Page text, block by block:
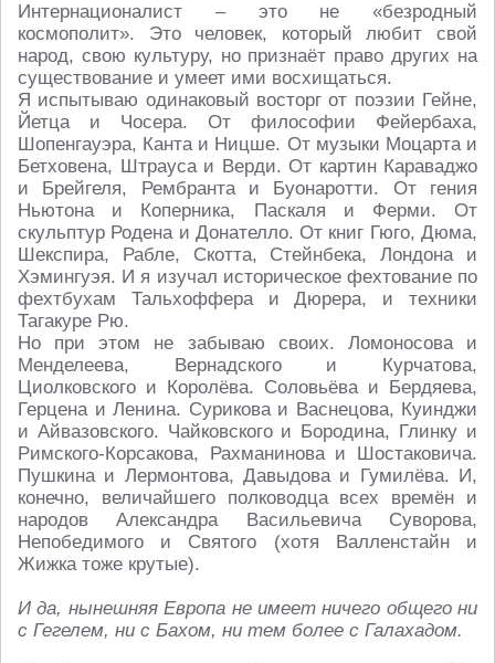
Интернационалист – это не «безродный
космополит». Это человек, который любит свой
народ, свою культуру, но признаёт право других на
существование и умеет ими восхищаться.
Я испытываю одинаковый восторг от поэзии Гейне,
Йетца и Чосера. От философии Фейербаха,
Шопенгауэра, Канта и Ницше. От музыки Моцарта и
Бетховена, Штрауса и Верди. От картин Караваджо
и Брейгеля, Рембранта и Буонаротти. От гения
Ньютона и Коперника, Паскаля и Ферми. От
скульптур Родена и Донателло. От книг Гюго, Дюма,
Шекспира, Рабле, Скотта, Стейнбека, Лондона и
Хэмингуэя. И я изучал историческое фехтование по
фехтбухам Тальхоффера и Дюрера, и техники
Тагакуре Рю.
Но при этом не забываю своих. Ломоносова и
Менделеева, Вернадского и Курчатова,
Циолковского и Королёва. Соловьёва и Бердяева,
Герцена и Ленина. Сурикова и Васнецова, Куинджи
и Айвазовского. Чайковского и Бородина, Глинку и
Римского-Корсакова, Рахманинова и Шостаковича.
Пушкина и Лермонтова, Давыдова и Гумилёва. И,
конечно, величайшего полководца всех времён и
народов Александра Васильевича Суворова,
Непобедимого и Святого (хотя Валленстайн и
Жижка тоже крутые).
И да, нынешняя Европа не имеет ничего общего ни
с Гегелем, ни с Бахом, ни тем более с Галахадом.